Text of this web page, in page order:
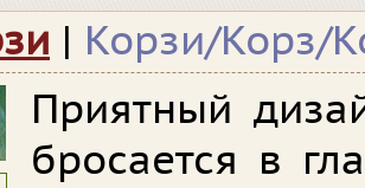
| Корзи/Корз/
Приятный
бросается в